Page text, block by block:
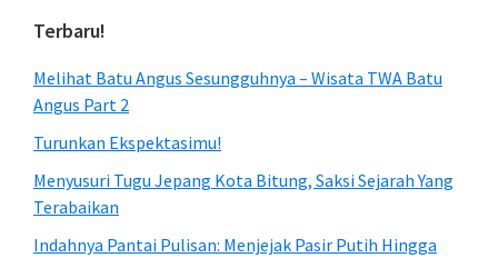
Terbaru!
Melihat Batu Angus Sesungguhnya – Wisata TWA Batu
Angus Part 2
Turunkan Ekspektasimu!
Menyusuri Tugu Jepang Kota Bitung, Saksi Sejarah Yang
Terabaikan
Indahnya Pantai Pulisan: Menjejak Pasir Putih Hingga